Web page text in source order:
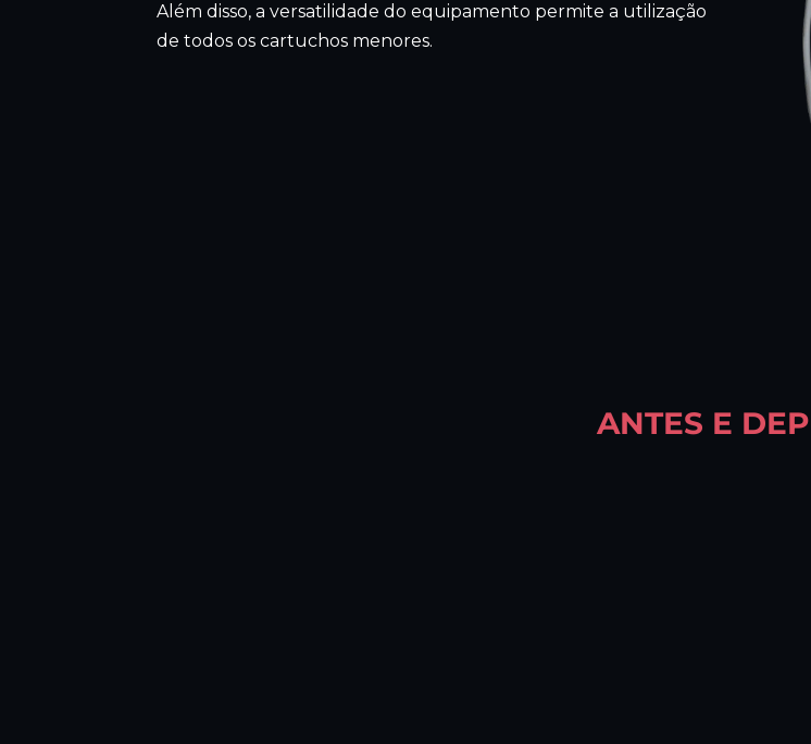
Além disso, a versatilidade do equipamento permite a utilização
de todos os cartuchos menores.
ANTES E